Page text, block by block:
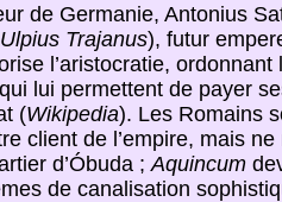
de Germanie, Antonius
Trajanus), futur
l’aristocratie,
lui permettent de payer
(Wikipedia). Les Romains
client de l’empire, mais
d’Óbuda ;Aquincum
de canalisation